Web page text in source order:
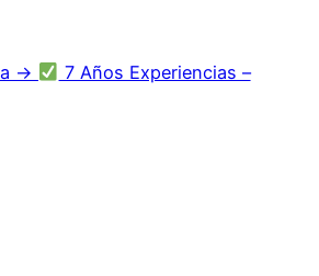
→
7 Años Experiencias –